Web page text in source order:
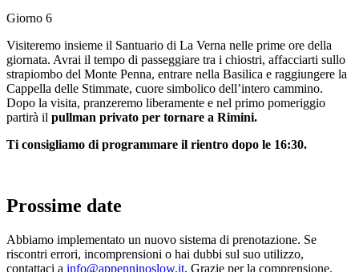
Giorno 6
Visiteremo insieme il Santuario di La Verna nelle prime ore della
giornata. Avrai il tempo di passeggiare tra i chiostri, affacciarti sullo
strapiombo del Monte Penna, entrare nella Basilica e raggiungere la
Cappella delle Stimmate, cuore simbolico dell’intero cammino.
Dopo la visita, pranzeremo liberamente e nel primo pomeriggio
partirà il pullman privato per tornare a Rimini.
Ti consigliamo di programmare il rientro dopo le 16:30.
Prossime date
Abbiamo implementato un nuovo sistema di prenotazione. Se
riscontri errori, incomprensioni o hai dubbi sul suo utilizzo,
contattaci a info@appenninoslow.it. Grazie per la comprensione.